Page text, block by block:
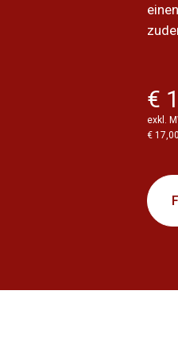
€
exkl.
€